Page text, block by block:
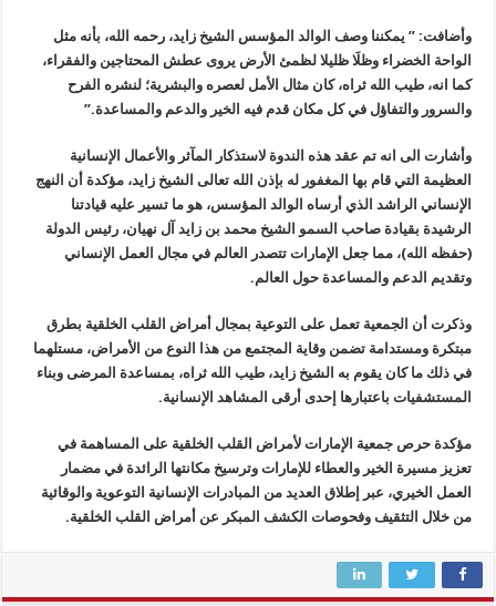
وأضافت: ” يمكننا وصف الوالد المؤسس الشيخ زايد، رحمه الله، بأنه مثل
الواحة الخضراء وظلَا ظليلا لظمئ الأرض يروى عطش المحتاجين والفقراء،
كما انه، طيب الله ثراه، كان مثال الأمل لعصره والبشرية؛ لنشره الفرح
والسرور والتفاؤل في كل مكان قدم فيه الخير والدعم والمساعدة.”
وأشارت الى انه تم عقد هذه الندوة لاستذكار المآثر والأعمال الإنسانية
العظيمة التي قام بها المغفور له بإذن الله تعالى الشيخ زايد، مؤكدة أن النهج
الإنساني الراشد الذي أرساه الوالد المؤسس، هو ما تسير عليه قيادتنا
الرشيدة بقيادة صاحب السمو الشيخ محمد بن زايد آل نهيان، رئيس الدولة
(حفظه الله)، مما جعل الإمارات تتصدر العالم في مجال العمل الإنساني
وتقديم الدعم والمساعدة حول العالم.
وذكرت أن الجمعية تعمل على التوعية بمجال أمراض القلب الخلقية بطرق
مبتكرة ومستدامة تضمن وقاية المجتمع من هذا النوع من الأمراض، مستلهما
في ذلك ما كان يقوم به الشيخ زايد، طيب الله ثراه، بمساعدة المرضى وبناء
المستشفيات باعتبارها إحدى أرقى المشاهد الإنسانية.
مؤكدة حرص جمعية الإمارات لأمراض القلب الخلقية على المساهمة في
تعزيز مسيرة الخير والعطاء للإمارات وترسيخ مكانتها الرائدة في مضمار
العمل الخيري، عبر إطلاق العديد من المبادرات الإنسانية التوعوية والوقائية
من خلال التثقيف وفحوصات الكشف المبكر عن أمراض القلب الخلقية.